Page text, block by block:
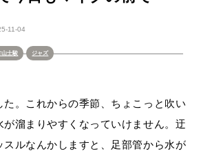
11-04
山士駿 ジャズ
た。これからの季節、ちょこっと吹い
が溜まりやすくなっていけません。迂
スルなんかしますと、足部管から水が